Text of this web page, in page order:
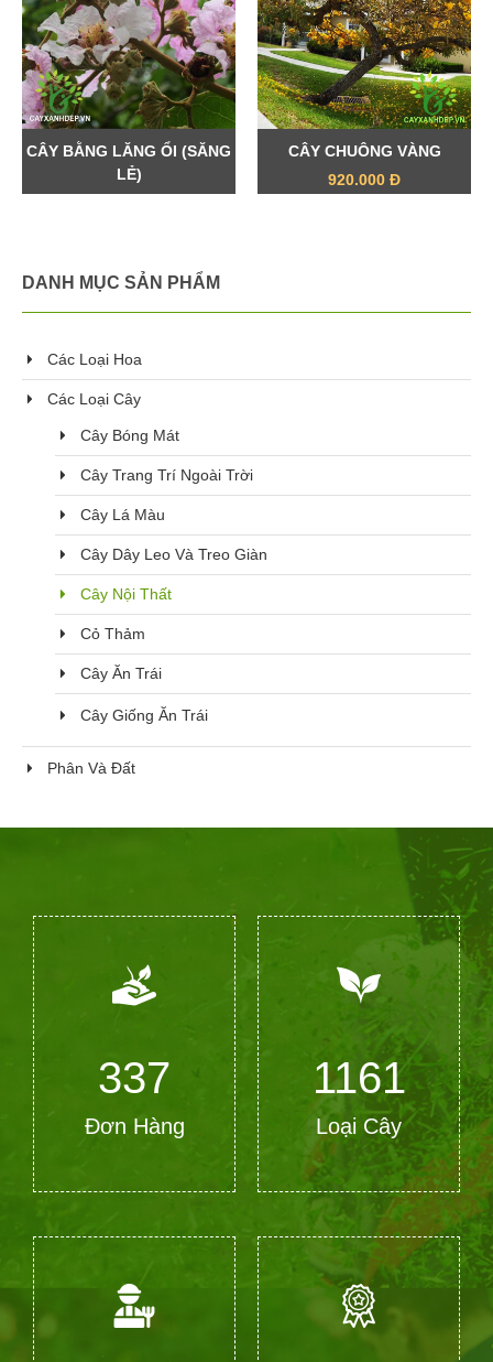
CÂY BẰNG LĂNG ỔI (SĂNG
LẺ)
CÂY CHUÔNG VÀNG
920.000 Đ
DANH MỤC SẢN PHẨM
Các Loại Hoa
Các Loại Cây
Cây Bóng Mát
Cây Trang Trí Ngoài Trời
Cây Lá Màu
Cây Dây Leo Và Treo Giàn
Cây Nội Thất
Cỏ Thảm
Cây Ăn Trái
Cây Giống Ăn Trái
Phân Và Đất
368
Đơn Hàng
1266
Loại Cây